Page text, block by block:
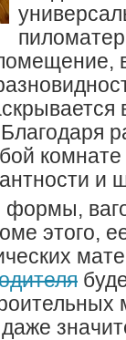
и
этого,